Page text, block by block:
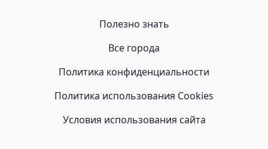
Полезно знать
Все города
Политика конфиденциальности
Политика использования Cookies
Условия использования сайта